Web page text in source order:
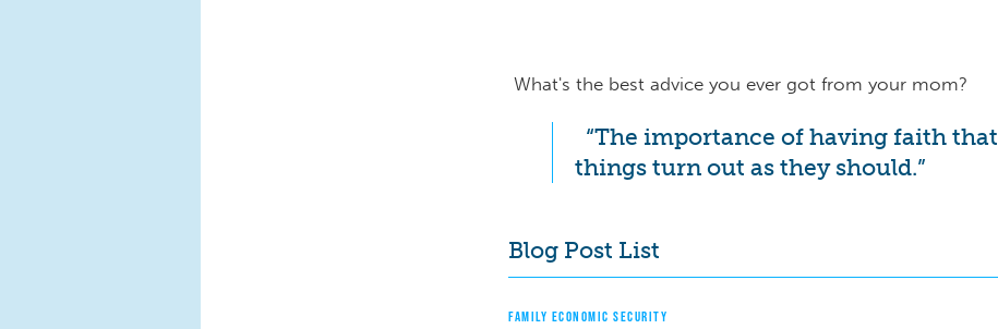
What's the best advice you ever got from your mom?
“The importance of having faith that
things turn out as they should.”
Blog Post List
FAMILY ECONOMIC SECURITY